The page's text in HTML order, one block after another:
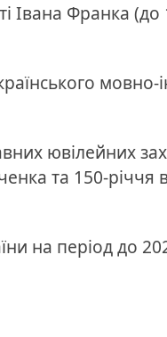
Івана Франка (до
ювілейних
та 150-річчя
на період до